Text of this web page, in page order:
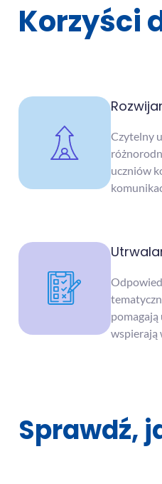
Korzyści
Czytelny
uczniów
wspierają
Sprawdź,